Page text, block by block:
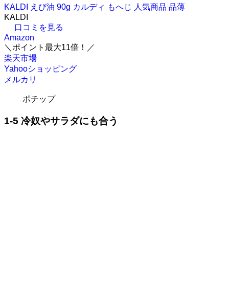
KALDI えび油 90g カルディ もへじ 人気商品 品薄
KALDI
口コミを見る
Amazon
＼ポイント最大11倍！／
楽天市場
Yahooショッピング
メルカリ
ポチップ
1-5 冷奴やサラダにも合う